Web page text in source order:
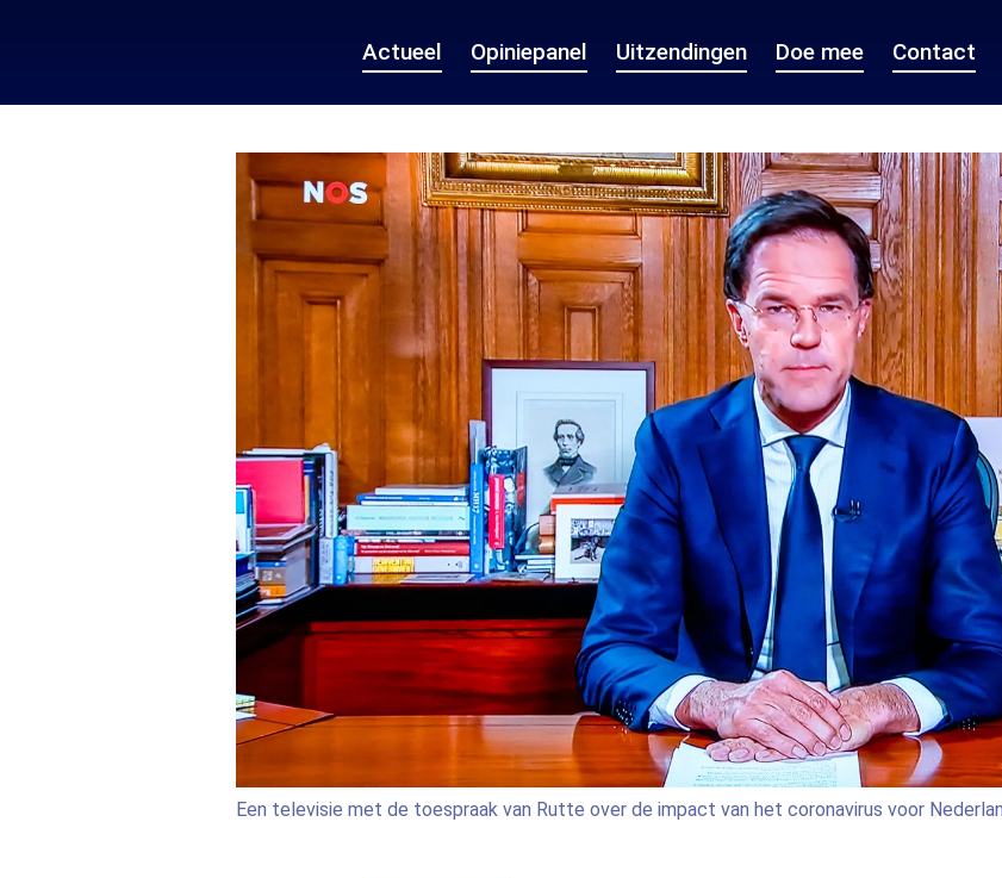
Actueel Opiniepanel Uitzendingen Doe mee Contact
Een televisie met de toespraak van Rutte over de impact van het coronavirus voor